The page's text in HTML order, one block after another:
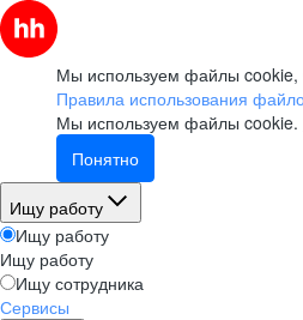
Мы используем файлы cookie,
Правила использования
Мы используем файлы cookie.
Понятно
Ищу работу
Ищу работу
Ищу работу
Ищу сотрудника
Сервисы